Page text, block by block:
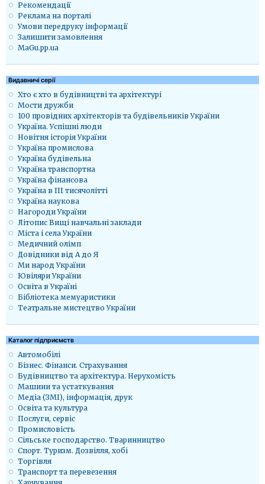
Рекомендації
Реклама на порталі
Умови передруку інформації
Залишити замовлення
MaGu.pp.ua
Видавничі серії
Хто є хто в будівництві та архітектурі
Мости дружби
100 провідних архітекторів та будівельників України
Україна. Успішні люди
Новітня історія України
Україна промислова
Україна будівельна
Україна транспортна
Україна фінансова
Україна в ІІІ тисячолітті
Україна наукова
Нагороди України
Літопис Вищі навчальні заклади
Міста і села України
Медичний олімп
Довідники від А до Я
Ми народ України
Ювіляри України
Освіта в Україні
Бібліотека мемуаристики
Театральне мистецтво України
Каталог підприємств
Автомобілі
Бізнес. Фінанси. Страхування
Будівництво та архітектура. Нерухомість
Машини та устаткування
Медіа (ЗМІ), інформація, друк
Освіта та культура
Послуги, сервіс
Промисловість
Сільське господарство. Тваринництво
Спорт. Туризм. Дозвілля, хобі
Торгівля
Транспорт та перевезення